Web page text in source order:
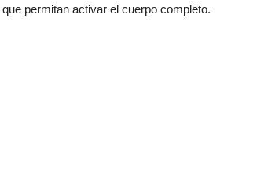
que permitan activar el cuerpo completo.